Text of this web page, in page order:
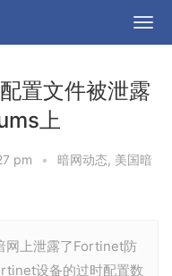
置文件被泄露
上
pm • 暗网动态, 美国暗
网上泄露了Fortinet防
设备的过时配置数